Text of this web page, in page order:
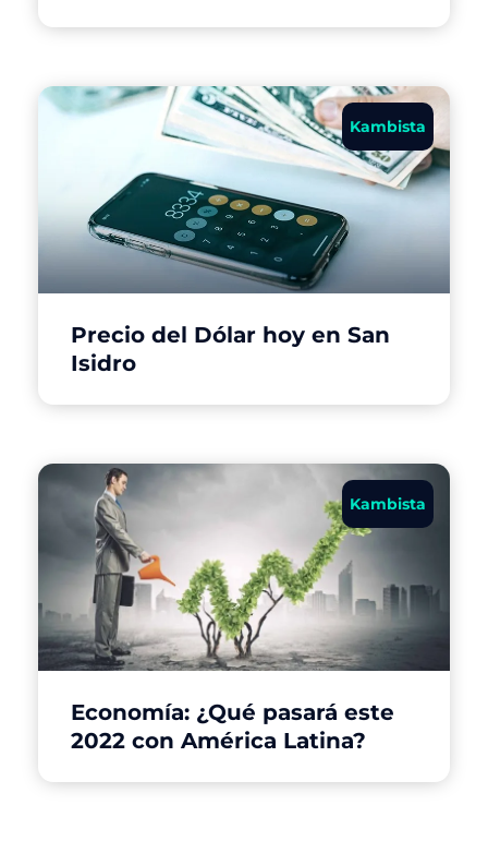
Kambista
Precio del Dólar hoy en San
Isidro
Kambista
Economía: ¿Qué pasará este
2022 con América Latina?